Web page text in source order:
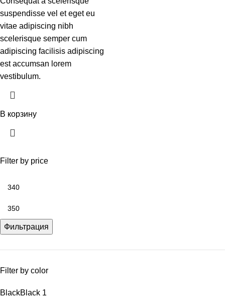
Filter by price
Фильтрация
Filter by color
BlackBlack 1
suspendisse vel et eget eu
vitae adipiscing nibh
scelerisque semper cum
adipiscing facilisis adipiscing
est accumsan lorem
vestibulum.
В корзину